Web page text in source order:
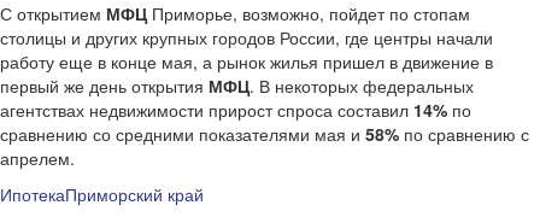
С открытием МФЦПриморье, возможно, пойдет по стопам
столицы и других крупных городов России, где центры начали
работу еще в конце мая, а рынок жилья пришел в движение в
первый же день открытия МФЦ. В некоторых федеральных
агентствах недвижимости прирост спроса составил 14% по
сравнению со средними показателями мая и 58% по сравнению с
апрелем.
ИпотекаПриморский край